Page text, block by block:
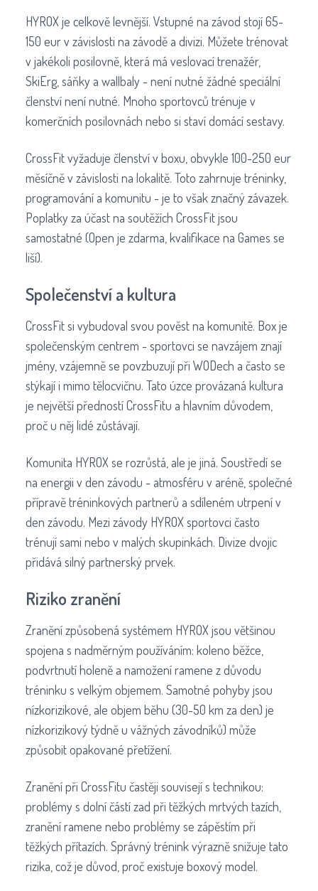
HYROX je celkově levnější. Vstupné na závod stojí 65-
150 eur v závislosti na závodě a divizi. Můžete trénovat
v jakékoli posilovně, která má veslovací trenažér,
SkiErg, sáňky a wallbaly - není nutné žádné speciální
členství není nutné. Mnoho sportovců trénuje v
komerčních posilovnách nebo si staví domácí sestavy.
CrossFit vyžaduje členství v boxu, obvykle 100-250 eur
měsíčně v závislosti na lokalitě. Toto zahrnuje tréninky,
programování a komunitu - je to však značný závazek.
Poplatky za účast na soutěžích CrossFit jsou
samostatné (Open je zdarma, kvalifikace na Games se
liší).
Společenství a kultura
CrossFit si vybudoval svou pověst na komunitě. Box je
společenským centrem - sportovci se navzájem znají
jmény, vzájemně se povzbuzují při WODech a často se
stýkají i mimo tělocvičnu. Tato úzce provázaná kultura
je největší předností CrossFitu a hlavním důvodem,
proč u něj lidé zůstávají.
Komunita HYROX se rozrůstá, ale je jiná. Soustředí se
na energii v den závodu - atmosféru v aréně, společné
přípravě tréninkových partnerů a sdíleném utrpení v
den závodu. Mezi závody HYROX sportovci často
trénují sami nebo v malých skupinkách. Divize dvojic
přidává silný partnerský prvek.
Riziko zranění
Zranění způsobená systémem HYROX jsou většinou
spojena s nadměrným používáním: koleno běžce,
podvrtnutí holeně a namožení ramene z důvodu
tréninku s velkým objemem. Samotné pohyby jsou
nízkorizikové, ale objem běhu (30-50 km za den) je
nízkorizikový týdně u vážných závodníků) může
způsobit opakované přetížení.
Zranění při CrossFitu častěji souvisejí s technikou:
problémy s dolní částí zad při těžkých mrtvých tazích,
zranění ramene nebo problémy se zápěstím při
těžkých přítazích. Správný trénink výrazně snižuje tato
rizika, což je důvod, proč existuje boxový model.